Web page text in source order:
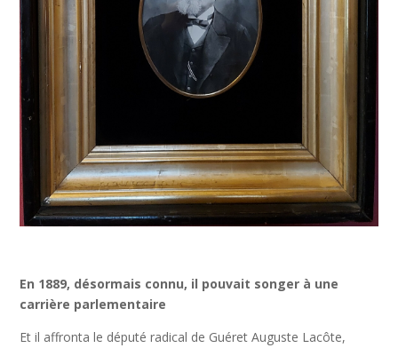
En 1889, désormais connu, il pouvait songer à une
carrière parlementaire
Et il affronta le député radical de Guéret Auguste Lacôte,